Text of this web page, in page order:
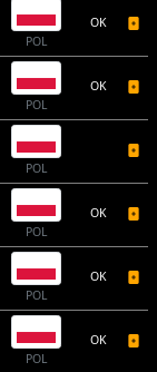
POL
OK
POL
OK
POL
POL
OK
POL
OK
POL
OK